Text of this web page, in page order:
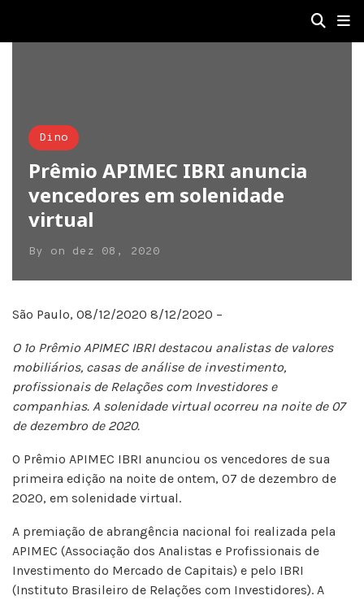
Dino
Prêmio APIMEC IBRI anuncia
vencedores em solenidade
virtual
By on dez 08, 2020
São Paulo, 08/12/2020 8/12/2020 –
O 1º Prêmio APIMEC IBRI destacou analistas de valores
mobiliários, casas de análise de investimento,
profissionais de Relações com Investidores e
companhias. A solenidade virtual ocorreu na noite de 07
de dezembro de 2020.
O Prêmio APIMEC IBRI anunciou os vencedores de sua
primeira edição na noite de ontem, 07 de dezembro de
2020, em solenidade virtual.
A premiação de abrangência nacional foi realizada pela
APIMEC (Associação dos Analistas e Profissionais de
Investimento do Mercado de Capitais) e pelo IBRI
(Instituto Brasileiro de Relações com Investidores). A